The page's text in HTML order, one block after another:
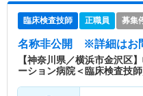
臨床検査技師 正職員 募集
名称非公開 ※詳細はお
【神奈川県／横浜市金沢区
ーション病院＜臨床検査技